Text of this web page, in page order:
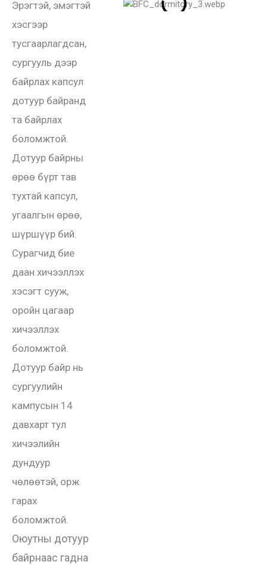
Эрэгтэй, эмэгтэй
хэсгээр
тусгаарлагдсан,
сургууль дээр
байрлах капсул
дотуур байранд
та байрлах
боломжтой.
Дотуур байрны
өрөө бүрт тав
тухтай капсул,
угаалгын өрөө,
шүршүүр бий.
Сурагчид бие
даан хичээллэх
хэсэгт сууж,
оройн цагаар
хичээллэх
боломжтой.
Дотуур байр нь
сургуулийн
кампусын 14
давхарт тул
хичээлийн
дундуур
чөлөөтэй, орж
гарах
боломжтой.
Оюутны дотуур
байрнаас гадна